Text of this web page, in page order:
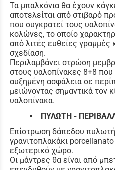
Τα μπαλκόνια θα έχουν
αποτελείται από στιβαρό
που συγκρατεί τους
κολώνες, το οποίο
από λιτές ευθείες γραμμές
σχεδίαση.
Περιλαμβάνει στρώση
στους υαλοπίνακες 8+8 που
αυξημένη ασφάλεια σε
μειώνοντας σημαντικά τον
υαλοπίνακα.
ΠΥΛΩΤΗ -
Επίστρωση δάπεδου
γρανιτοπλακάκι
εξωτερικό χώρο.
Οι μάντρες θα είναι από